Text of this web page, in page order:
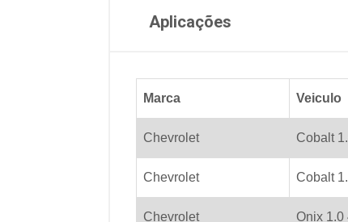
Aplicações
Marca Veiculo
Chevrolet Cobalt
Chevrolet Cobalt
Chevrolet Onix 1.0